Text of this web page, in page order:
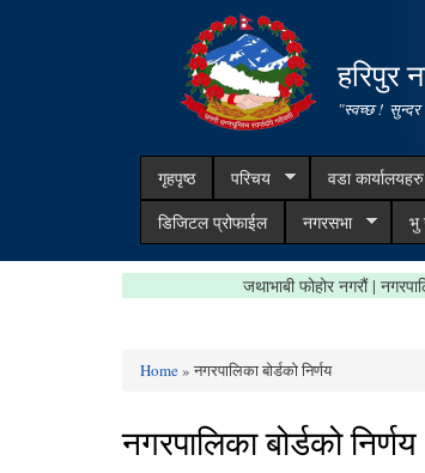
हरिपुर
"स्वच्छ !
गृहपृष्ठ परिचय वडा कार्यालयहरु
डिजिटल प्रोफाईल
नगरसभा भु
जथाभाबी फोहोर नगरौं
Home» नगरपालिका बोर्डको निर्णय
नगरपालिका बोर्डको निर्णय